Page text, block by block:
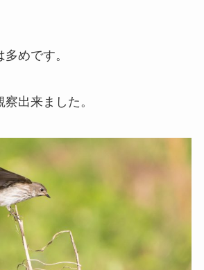
めです。
出来ました。